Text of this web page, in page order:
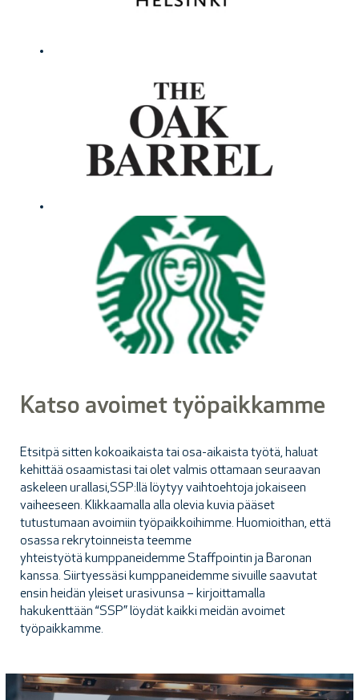
Katso avoimet työpaikkamme
Etsitpä sitten kokoaikaista tai osa-aikaista työtä, haluat
kehittää osaamistasi tai olet valmis ottamaan seuraavan
askeleen urallasi,SSP:llä löytyy vaihtoehtoja jokaiseen
vaiheeseen. Klikkaamalla alla olevia kuvia pääset
tutustumaan avoimiin työpaikkoihimme. Huomioithan, että
osassa rekrytoinneista teemme
yhteistyötä kumppaneidemme Staffpointin ja Baronan
kanssa. Siirtyessäsi kumppaneidemme sivuille saavutat
ensin heidän yleiset urasivunsa – kirjoittamalla
hakukenttään “SSP” löydät kaikki meidän avoimet
työpaikkamme.